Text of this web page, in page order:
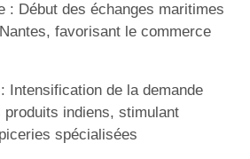
: Début des échanges maritimes
favorisant le commerce
Intensification de la demande
produits indiens, stimulant
spécialisées